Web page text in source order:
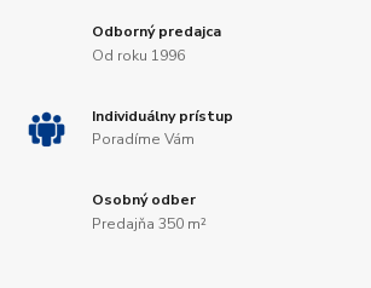
Odborný predajca
Od roku 1996
Individuálny prístup
Poradíme Vám
Osobný odber
Predajňa 350 m²